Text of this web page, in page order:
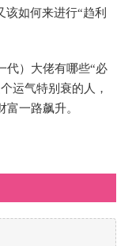
该如何来进行“趋利
代）大佬有哪些“必
运气特别衰的人，
一路飙升。